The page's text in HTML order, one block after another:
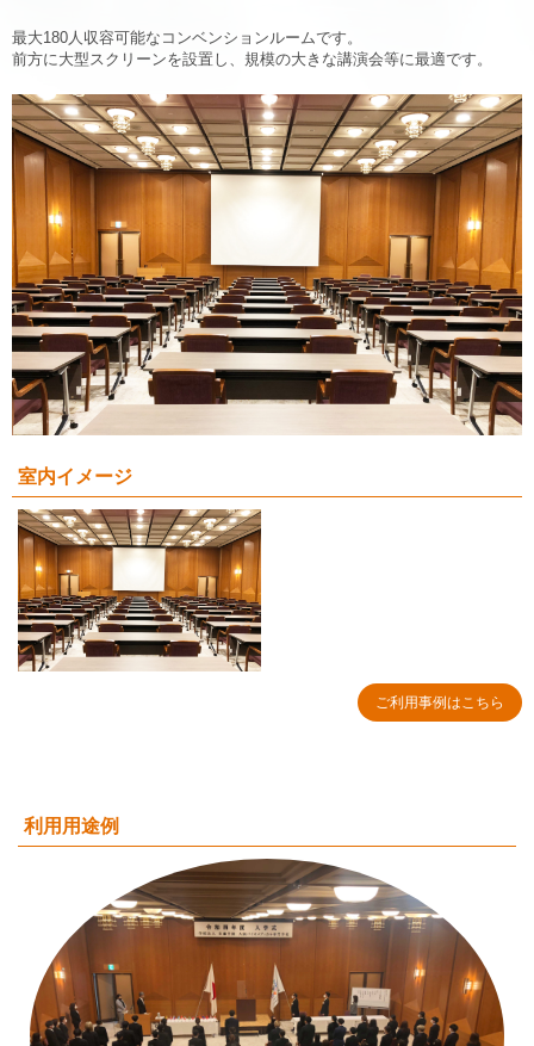
最大180人収容可能なコンベンションルームです。
前方に大型スクリーンを設置し、規模の大きな講演会等に最適です。
室内イメージ
ご利用事例はこちら
利用用途例